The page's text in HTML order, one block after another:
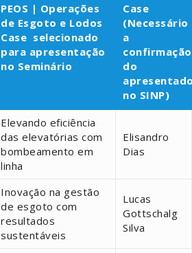
PEOS | Operações
de Esgoto e Lodos
Case selecionado
para apresentação
no Seminário
Case
(Necessário
a
confirmação
do
no SINP)
Elevando eficiência
das elevatórias com
bombeamento em
linha
Elisandro
Dias
Inovação na gestão
de esgoto com
resultados
sustentáveis
Lucas
Gottschalg
Silva